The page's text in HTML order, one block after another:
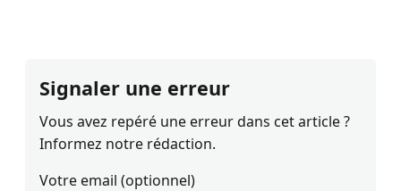
Signaler une erreur
Vous avez repéré une erreur dans cet article ?
Informez notre rédaction.
Votre email (optionnel)